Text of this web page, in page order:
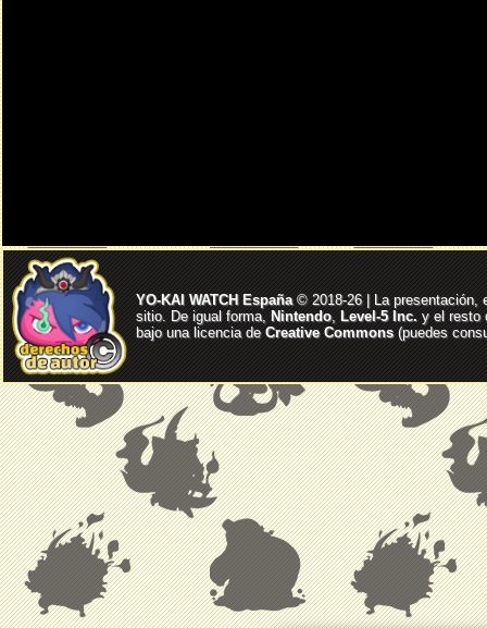
YO-KAI WATCH España© 2018-26 | La presentación,
sitio. De igual forma, Nintendo, Level-5 Inc.y el resto
bajo una licencia deCreative Commons(puedes